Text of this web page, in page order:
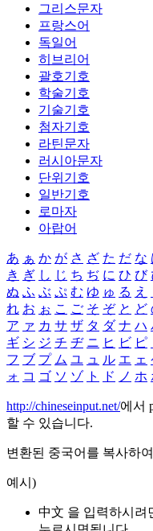
그리스문자
프랑스어
독일어
히브리어
괄호기호
학술기호
기술기호
첨자기호
라틴문자
러시아문자
단위기호
일반기호
로마자
아랍어
あ ぁ か が さ ざ た だ な
き ぎ し じ ち ぢ に ひ び
ぬ ふ ぶ ぷ む ゆ ゅ る え
れ お ぉ こ ご そ ぞ と ど
ア ァ カ サ ザ タ ダ ナ ハ
ギ シ ジ チ ヂ ニ ヒ ビ ピ
フ ブ プ ム ユ ュ ル エ ェ
ォ コ ゴ ソ ゾ ト ド ノ ホ
http://chineseinput.net/에서
할 수 있습니다.
변환된 중국어를 복사하
예시)
中文 을 입력하시려